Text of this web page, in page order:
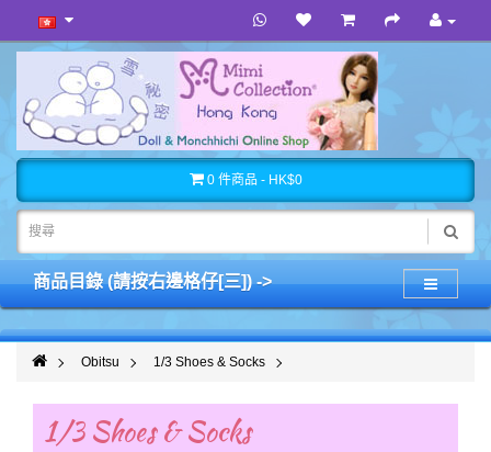
0 件商品 - HK$0
商品目錄 (請按右邊格仔[三]) ->
Obitsu 1/3 Shoes & Socks
1/3 Shoes & Socks